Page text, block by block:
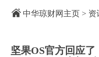
中华琼财网主页 > 资
坚果OS官方回应